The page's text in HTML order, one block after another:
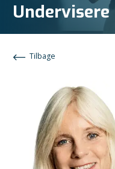
Undervisere
Tilbage